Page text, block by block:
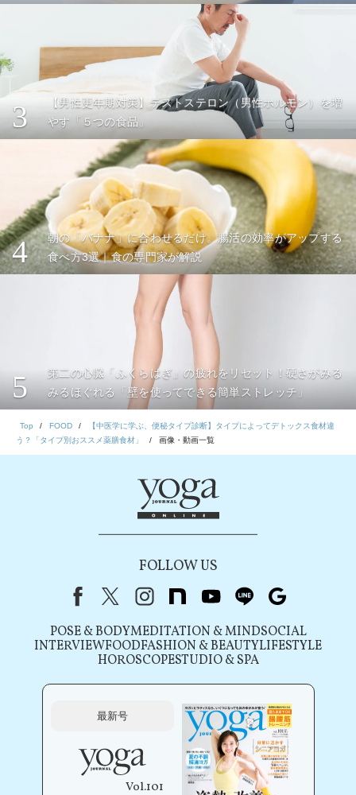
3
【男性更年期対策】テストステロン（男性ホルモン）を増
やす「５つの食品」
4
朝の「バナナ」に合わせるだけ。腸活の効率がアップする
食べ方3選｜食の専門家が解説
5
第二の心臓「ふくらはぎ」の疲れをリセット！硬さがみる
みるほぐれる「壁を使ってできる簡単ストレッチ」
Top FOOD
【中医学に学ぶ、便秘タイプ診断】タイプによってデトックス食材違
う？「タイプ別おススメ薬膳食材」
画像・動画一覧
FOLLOW US
FacebookX（旧Twitter）
instagram
note youtubeline
POSE & BODYMEDITATION & MINDSOCIAL
INTERVIEWFOODFASHION & BEAUTYLIFESTYLE
HOROSCOPESTUDIO & SPA
最新号
Vol.101